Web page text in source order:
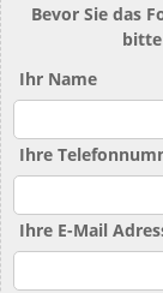
Bevor Sie das
Ihr Name
Ihre
Ihre E-Mail